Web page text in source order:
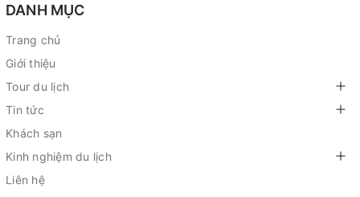
DANH MỤC
Trang chủ
Giới thiệu
Tour du lịch
Tin tức
Khách sạn
Kinh nghiệm du lịch
Liên hệ